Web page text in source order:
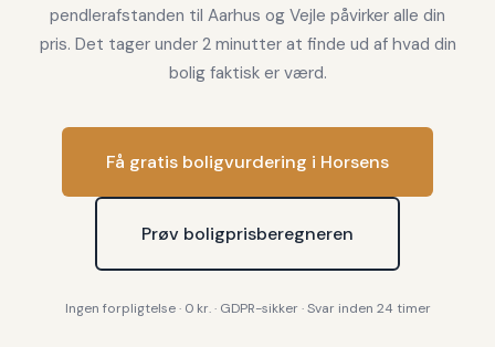
pendlerafstanden til Aarhus og Vejle påvirker alle din
pris. Det tager under 2 minutter at finde ud af hvad din
bolig faktisk er værd.
Få gratis boligvurdering i Horsens
Prøv boligprisberegneren
Ingen forpligtelse · 0 kr. · GDPR-sikker · Svar inden 24 timer